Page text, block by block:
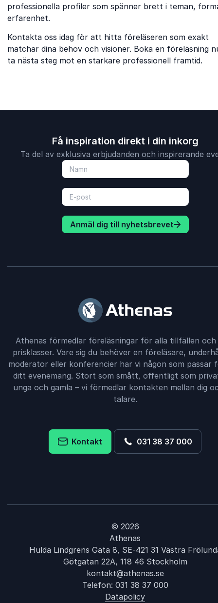
professionella profiler som spänner brett i teman,
erfarenhet.
Kontakta oss idag för att hitta föreläseren som exakt
matchar dina behov och visioner. Boka en föreläsning
ta nästa steg mot en starkare professionell framtid.
Få inspiration direkt i din inkorg
Ta del av exklusiva erbjudanden och inspirerande
Anmäl dig till nyhetsbrevet
Athenas förmedlar föreläsningar för alla tillfällen och
prisklasser. Vare sig du behöver en föreläsare,
moderator eller konferencier har vi någon som passar
ditt evenemang. Stort som smått, offentligt som
unga och gamla – vi förmedlar kontakten mellan dig
talare.
Kontakt 031 38 37 000
© 2026
Athenas
Hulda Lindgrens Gata 8, SE-421 31 Västra
Götgatan 22A, 118 46 Stockholm
kontakt@athenas.se
Telefon: 031 38 37 000
Datapolicy